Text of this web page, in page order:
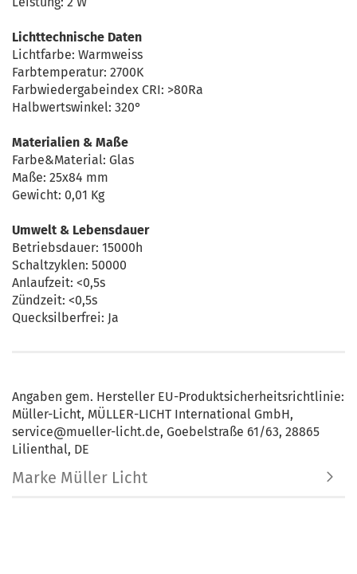
Lichttechnische Daten
Lichtfarbe: Warmweiss
Farbtemperatur: 2700K
Farbwiedergabeindex CRI: >80Ra
Halbwertswinkel: 320°
Materialien & Maße
Farbe&Material: Glas
Maße: 25x84 mm
Gewicht: 0,01 Kg
Umwelt & Lebensdauer
Betriebsdauer: 15000h
Schaltzyklen: 50000
Anlaufzeit: <0,5s
Zündzeit: <0,5s
Quecksilberfrei: Ja
Angaben gem. Hersteller EU-Produktsicherheitsrichtlinie:
Müller-Licht, MÜLLER-LICHT International GmbH,
service@mueller-licht.de, Goebelstraße 61/63, 28865
Lilienthal, DE
Marke Müller Licht